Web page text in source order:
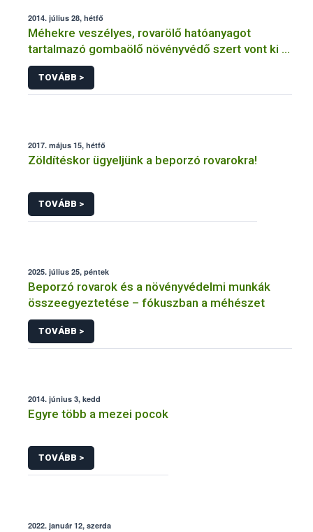
2014. július 28, hétfő
Méhekre veszélyes, rovarölő hatóanyagot
tartalmazó gombaölő növényvédő szert vont ki a
forgalomból a NÉBIH
TOVÁBB >
2017. május 15, hétfő
Zöldítéskor ügyeljünk a beporzó rovarokra!
TOVÁBB >
2025. július 25, péntek
Beporzó rovarok és a növényvédelmi munkák
összeegyeztetése – fókuszban a méhészet
TOVÁBB >
2014. június 3, kedd
Egyre több a mezei pocok
TOVÁBB >
2022. január 12, szerda